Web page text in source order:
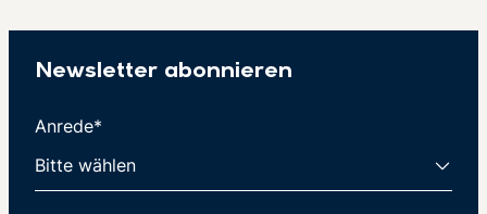
Newsletter abonnieren
Anrede*